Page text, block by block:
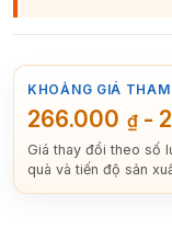
KHOẢNG GIÁ
266.000 ₫ -
Giá thay đổi theo số
quà và tiến độ sản